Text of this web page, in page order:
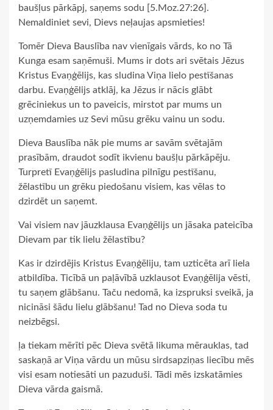
baušļus pārkāpj, saņems sodu [5.Moz.27:26].
Nemaldiniet sevi, Dievs neļaujas apsmieties!
Tomēr Dieva Bauslība nav vienīgais vārds, ko no Tā
Kunga esam saņēmuši. Mums ir dots ari svētais Jēzus
Kristus Evaņģēlijs, kas sludina Viņa lielo pestīšanas
darbu. Evaņģēlijs atklāj, ka Jēzus ir nācis glābt
grēciniekus un to paveicis, mirstot par mums un
uzņemdamies uz Sevi mūsu grēku vainu un sodu.
Dieva Bauslība nāk pie mums ar savām svētajām
prasībām, draudot sodīt ikvienu baušļu pārkāpēju.
Turpretī Evaņģēlijs pasludina pilnīgu pestīšanu,
žēlastību un grēku piedošanu visiem, kas vēlas to
dzirdēt un saņemt.
Vai visiem nav jāuzklausa Evaņģēlijs un jāsaka pateicība
Dievam par tik lielu žēlastību?
Kas ir dzirdējis Kristus Evaņģēliju, tam uzticēta arī liela
atbildība. Ticībā un paļāvībā uzklausot Evaņģēlija vēsti,
tu saņem glābšanu. Taču nedomā, ka izspruksi sveikā, ja
nicināsi šādu lielu glābšanu! Tad no Dieva soda tu
neizbēgsi.
ļa tiekam mērīti pēc Dieva svētā likuma mērauklas, tad
saskaņā ar Viņa vārdu un mūsu sirdsapziņas liecību mēs
visi esam notiesāti un pazuduši. Tādi mēs izskatāmies
Dieva vārda gaismā.